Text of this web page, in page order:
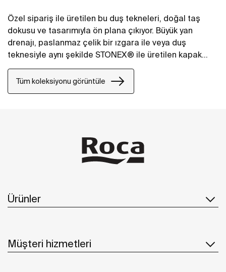
Özel sipariş ile üretilen bu duş tekneleri, doğal taş
dokusu ve tasarımıyla ön plana çıkıyor. Büyük yan
drenajı, paslanmaz çelik bir ızgara ile veya duş
teknesiyle aynı şekilde STONEX® ile üretilen kapak
seçenekleriyle sunuluyor.
Tüm koleksiyonu görüntüle
Ürünler
Müşteri hizmetleri